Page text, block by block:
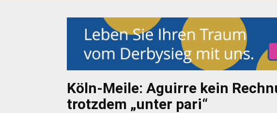
Köln-Meile: Aguirre kein
trotzdem „unter pari“